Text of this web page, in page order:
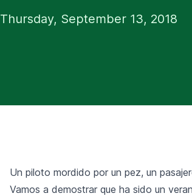
Thursday, September 13, 2018
Un piloto mordido por un pez, un
Vamos a demostrar que ha sido un